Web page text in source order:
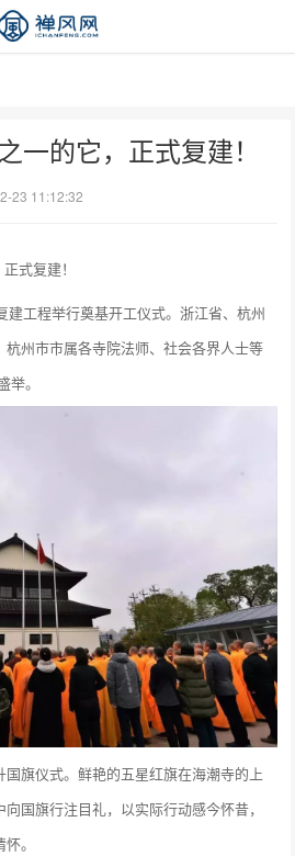
一的它，正式复建！
23 11:12:32
建工程举行奠基开工仪式。浙江省、杭州
州市市属各寺院法师、社会各界人士等
。
旗仪式。鲜艳的五星红旗在海潮寺的上
国旗行注目礼，以实际行动感今怀昔，
。